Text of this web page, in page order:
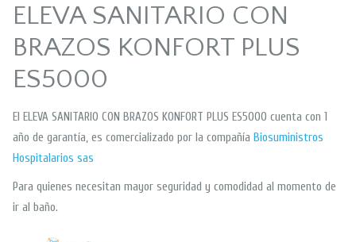
ELEVA SANITARIO CON
BRAZOS KONFORT PLUS
ES5000
El ELEVA SANITARIO CON BRAZOS KONFORT PLUS ES5000 cuenta con 1
año de garantía, es comercializado por la compañía Biosuministros
Hospitalarios sas
Para quienes necesitan mayor seguridad y comodidad al momento de
ir al baño.